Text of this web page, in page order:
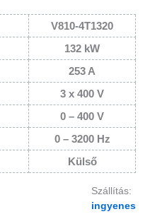
V810-4T1320
132 kW
253 A
3 x 400 V
0 – 400 V
0 – 3200 Hz
Külső
Szállítás:
ingyenes